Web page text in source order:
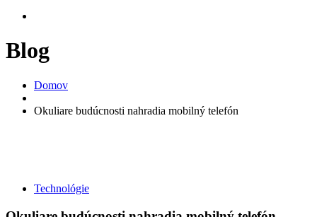
Blog
Domov
Okuliare budúcnosti nahradia mobilný telefón
Technológie